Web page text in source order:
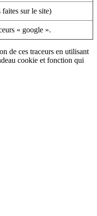
faites sur le site)
« google ».
de ces traceurs en utilisant
cookie et fonction qui